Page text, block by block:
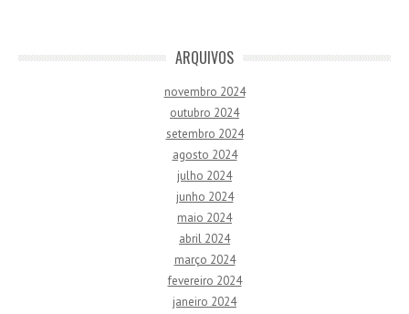
ARQUIVOS
novembro 2024
outubro 2024
setembro 2024
agosto 2024
julho 2024
junho 2024
maio 2024
abril 2024
março 2024
fevereiro 2024
janeiro 2024